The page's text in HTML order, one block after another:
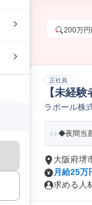
200万
正社員
【未経
ラポール株
◆夜間当
大阪府堺
月給25万
求める人